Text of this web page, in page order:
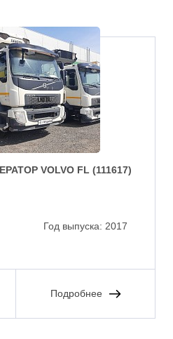
VOLVO FL (111617)
Год выпуска: 2017
Подробнее